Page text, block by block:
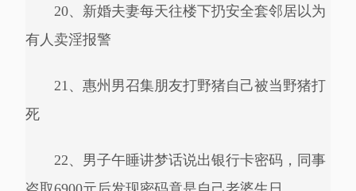
20、新婚夫妻每天往楼下扔安全套邻居以为
有人卖淫报警
21、惠州男召集朋友打野猪自己被当野猪打
死
22、男子午睡讲梦话说出银行卡密码，同事